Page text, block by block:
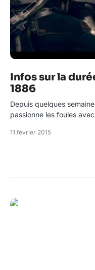
Infos sur la
1886
Depuis quelques
passionne les foules
11 février 2015